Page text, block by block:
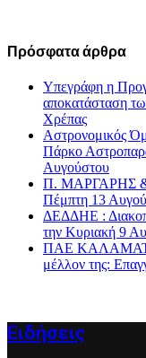
Πρόσφατα άρθρα
Υπεγράφη η
αποκατάσταση
Χρέπας
Αστρονομικός
Πάρκο
Αυγούστου
Π. ΜΑΡΓΑΡΗΣ &
Πέμπτη 13
ΔΕΔΔΗΕ :
την Κυριακή 9
ΠΑΕ ΚΑΛΑΜΑΤΑ
μέλλον της:
Ειδήσεις